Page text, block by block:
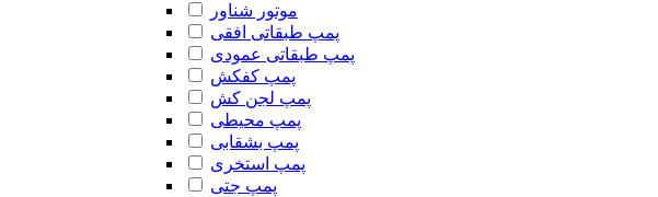
موتور شناور
پمپ طبقاتی افقی
پمپ طبقاتی عمودی
پمپ کفکش
پمپ لجن کش
پمپ محیطی
پمپ بشقابی
پمپ استخری
پمپ جتی